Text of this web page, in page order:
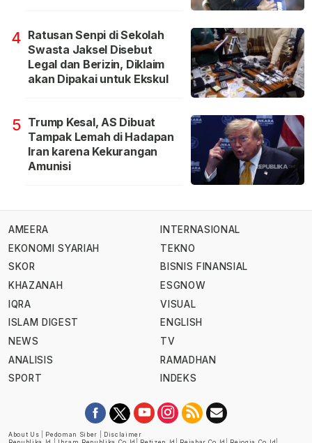
4 Ratusan Senpi di Sekolah
Swasta Jaksel Disebut
Legal dan Berizin, Diklaim
akan Dipakai untuk Ekskul
5 Trump Kesal, AS Dibuat
Tampak Lemah di Hadapan
Iran karena Kekurangan
Amunisi
AMEERA
EKONOMI SYARIAH
SKOR
KHAZANAH
IQRA
ISLAM DIGEST
NEWS
ANALISIS
SPORT
INTERNASIONAL
TEKNO
BISNIS FINANSIAL
ESGNOW
VISUAL
ENGLISH
TV
RAMADHAN
INDEKS
About Us Pedoman Siber
Disclaimer